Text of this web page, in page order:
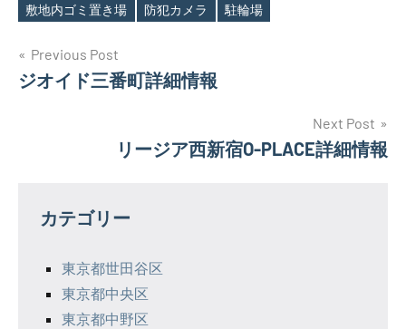
敷地内ゴミ置き場
防犯カメラ 駐輪場
投
稿
ー
Previous Post
ジオイド三番町詳細情報
Next Post
リージア西新宿O-PLACE詳細情報
カテゴリー
東京都世田谷区
東京都中央区
東京都中野区